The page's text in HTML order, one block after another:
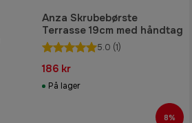
Anza Skrubebørste
Terrasse 19cm med håndtag
5.0 (1)
186 kr
På lager
8%